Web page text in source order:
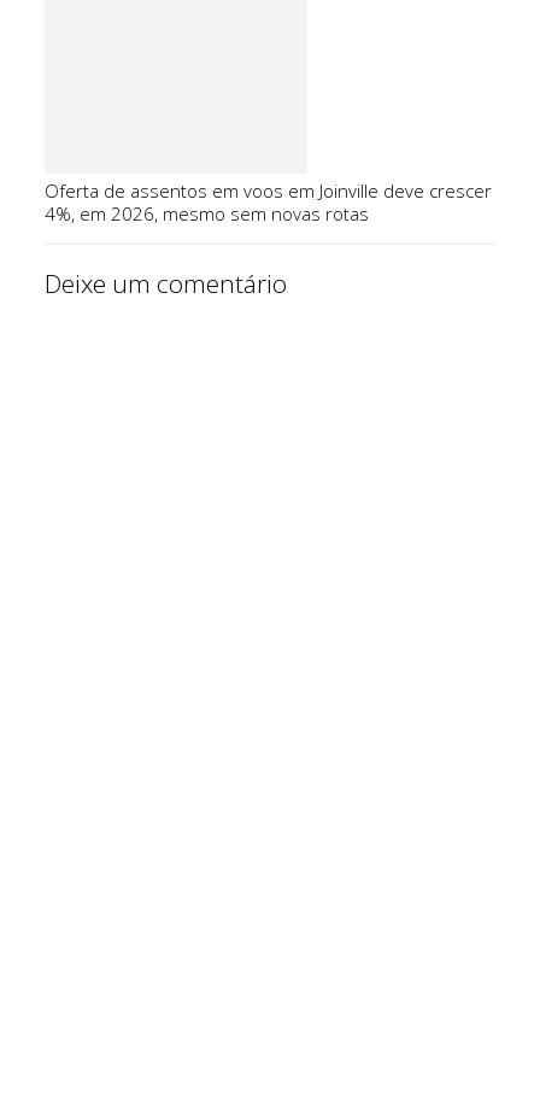
Oferta de assentos em voos em Joinville deve crescer
4%, em 2026, mesmo sem novas rotas
Deixe um comentário